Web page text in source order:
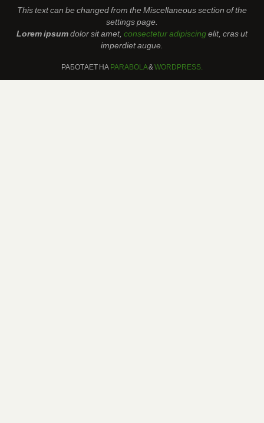
This text can be changed from the Miscellaneous section of the
settings page.
Lorem ipsumdolor sit amet, consectetur adipiscingelit, cras ut
imperdiet augue.
РАБОТАЕТ НА PARABOLA& WORDPRESS.